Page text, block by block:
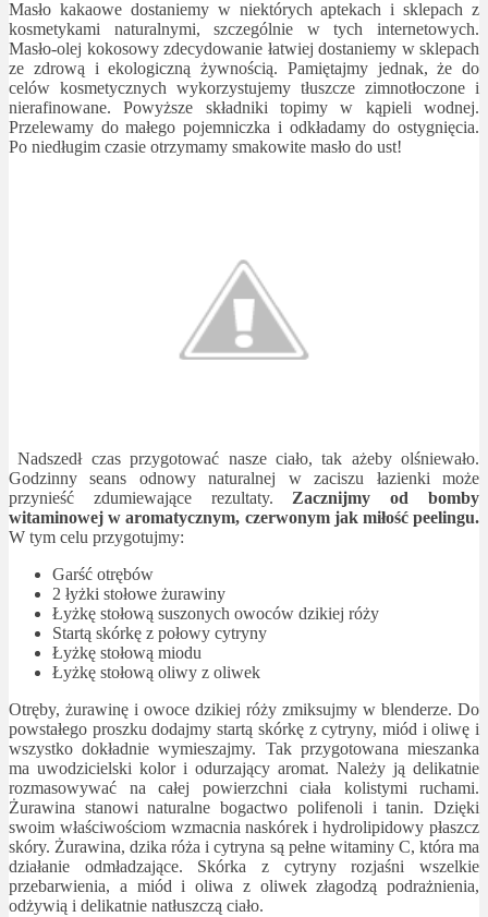
Masło kakaowe dostaniemy w niektórych aptekach i sklepach z
kosmetykami naturalnymi, szczególnie w tych internetowych.
Masło-olej kokosowy zdecydowanie łatwiej dostaniemy w sklepach
ze zdrową i ekologiczną żywnością. Pamiętajmy jednak, że do
celów kosmetycznych wykorzystujemy tłuszcze zimnotłoczone i
nierafinowane. Powyższe składniki topimy w kąpieli wodnej.
Przelewamy do małego pojemniczka i odkładamy do ostygnięcia.
Po niedługim czasie otrzymamy smakowite masło do ust!
Nadszedł czas przygotować nasze ciało, tak ażeby olśniewało.
Godzinny seans odnowy naturalnej w zaciszu łazienki może
przynieść zdumiewające rezultaty. Zacznijmy od bomby
witaminowej w aromatycznym, czerwonym jak miłość peelingu.
W tym celu przygotujmy:
Garść otrębów
2 łyżki stołowe żurawiny
Łyżkę stołową suszonych owoców dzikiej róży
Startą skórkę z połowy cytryny
Łyżkę stołową miodu
Łyżkę stołową oliwy z oliwek
Otręby, żurawinę i owoce dzikiej róży zmiksujmy w blenderze. Do
powstałego proszku dodajmy startą skórkę z cytryny, miód i oliwę i
wszystko dokładnie wymieszajmy. Tak przygotowana mieszanka
ma uwodzicielski kolor i odurzający aromat. Należy ją delikatnie
rozmasowywać na całej powierzchni ciała kolistymi ruchami.
Żurawina stanowi naturalne bogactwo polifenoli i tanin. Dzięki
swoim właściwościom wzmacnia naskórek i hydrolipidowy płaszcz
skóry. Żurawina, dzika róża i cytryna są pełne witaminy C, która ma
działanie odmładzające. Skórka z cytryny rozjaśni wszelkie
przebarwienia, a miód i oliwa z oliwek złagodzą podrażnienia,
odżywią i delikatnie natłuszczą ciało.